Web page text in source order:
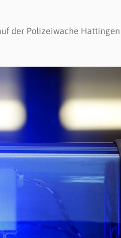
der Polizeiwache Hattingen